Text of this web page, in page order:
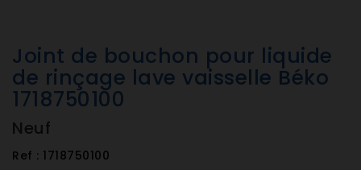
Joint de bouchon pour liquide
de rinçage lave vaisselle Béko
1718750100
Neuf
Ref : 1718750100